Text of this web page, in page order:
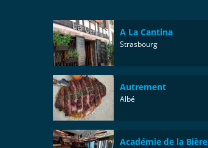
A La Cantina
Strasbourg
Autrement
Albé
Académie de la Bière